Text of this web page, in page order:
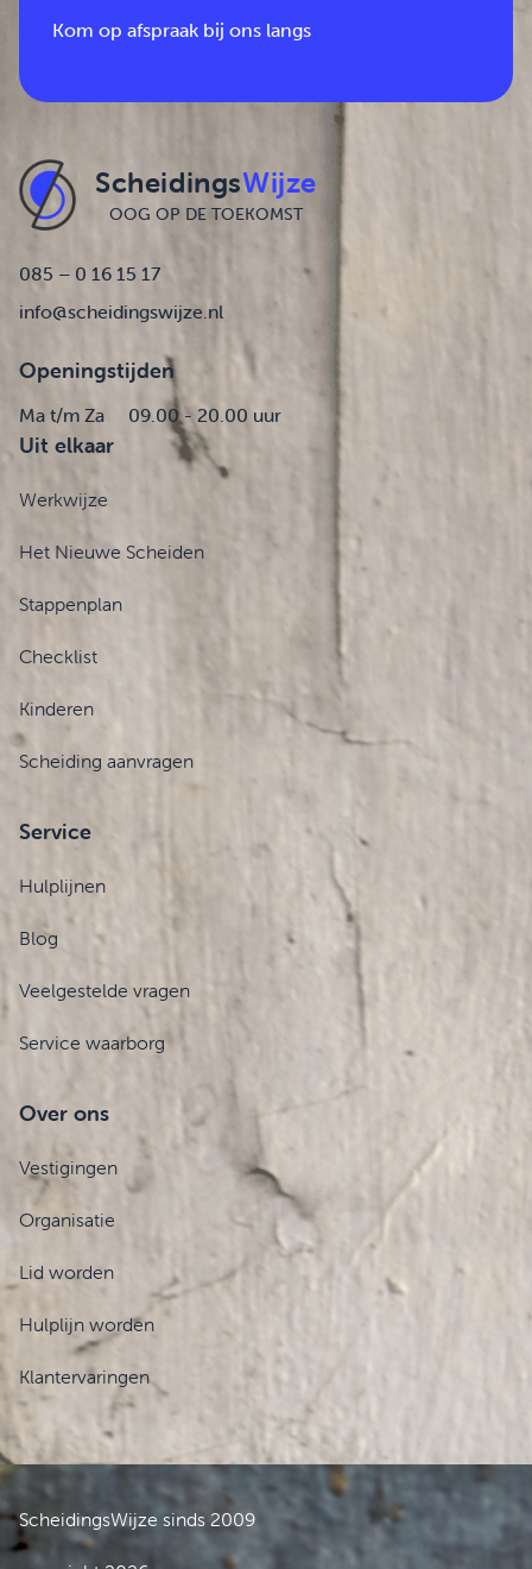
Kom op afspraak bij ons langs
ScheidingsWijze
OOG OP DE TOEKOMST
085 – 0 16 15 17
info@scheidingswijze.nl
Openingstijden
Ma t/m Za 09.00 - 20.00 uur
Uit elkaar
Werkwijze
Het Nieuwe Scheiden
Stappenplan
Checklist
Kinderen
Scheiding aanvragen
Service
Hulplijnen
Blog
Veelgestelde vragen
Service waarborg
Over ons
Vestigingen
Organisatie
Lid worden
Hulplijn worden
Klantervaringen
ScheidingsWijze sinds 2009